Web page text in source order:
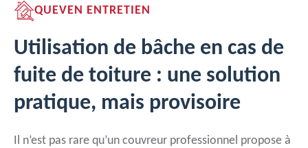
QUEVEN ENTRETIEN
Utilisation de bâche en cas de
fuite de toiture : une solution
pratique, mais provisoire
Il n’est pas rare qu’un couvreur professionnel propose à